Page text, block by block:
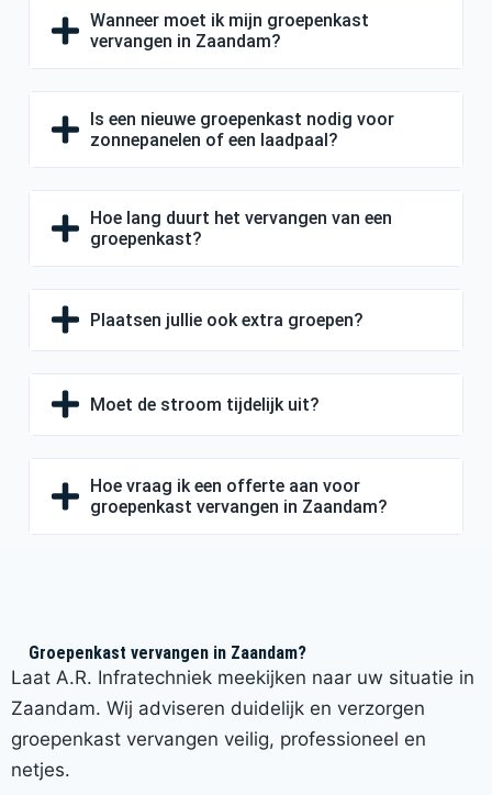
Wanneer moet ik mijn groepenkast
vervangen in Zaandam?
Is een nieuwe groepenkast nodig voor
zonnepanelen of een laadpaal?
Hoe lang duurt het vervangen van een
groepenkast?
Plaatsen jullie ook extra groepen?
Moet de stroom tijdelijk uit?
Hoe vraag ik een offerte aan voor
groepenkast vervangen in Zaandam?
Groepenkast vervangen in Zaandam?
Laat A.R. Infratechniek meekijken naar uw situatie in
Zaandam. Wij adviseren duidelijk en verzorgen
groepenkast vervangen veilig, professioneel en
netjes.